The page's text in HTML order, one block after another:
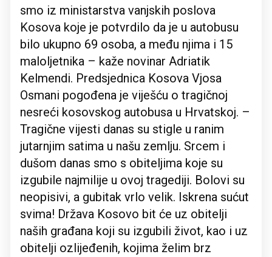
smo iz ministarstva vanjskih poslova
Kosova koje je potvrdilo da je u autobusu
bilo ukupno 69 osoba, a među njima i 15
maloljetnika – kaže novinar Adriatik
Kelmendi. Predsjednica Kosova Vjosa
Osmani pogođena je viješću o tragičnoj
nesreći kosovskog autobusa u Hrvatskoj. –
Tragične vijesti danas su stigle u ranim
jutarnjim satima u našu zemlju. Srcem i
dušom danas smo s obiteljima koje su
izgubile najmilije u ovoj tragediji. Bolovi su
neopisivi, a gubitak vrlo velik. Iskrena sućut
svima! Država Kosovo bit će uz obitelji
naših građana koji su izgubili život, kao i uz
obitelji ozlijeđenih, kojima želim brz